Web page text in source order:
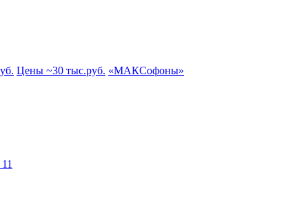
Цены ~30 тыс.руб. «МАКСофоны»